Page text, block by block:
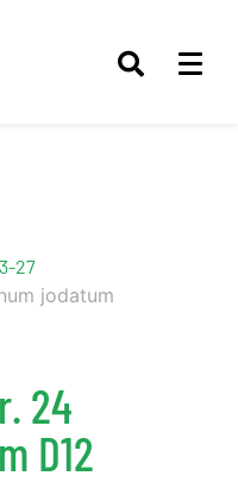
27
jodatum
24
D12